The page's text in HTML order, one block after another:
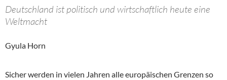
Deutschland ist politisch und wirtschaftlich heute eine
Weltmacht
Gyula Horn
Sicher werden in vielen Jahren alle europäischen Grenzen so